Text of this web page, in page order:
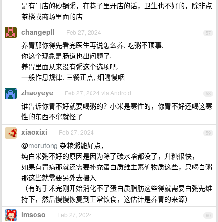
是有门店的砂锅粥，在巷子里开店的话，卫生也不好的，除非点
茶楼或商场里面的店
57
changepll Feb 27, 2024
养胃那你得先看完医生再说怎么养. 吃粥不顶事.
你这个现象是肠道也出问题了.
养胃里面从来没有粥这个选项吧.
一般作息规律. 三餐正点, 细嚼慢咽
58
zhaoyeye Feb 27, 2024 via Android
谁告诉你胃不好就要喝粥的？小米是寒性的，你胃不好还喝这寒
性的东西不窜就怪了
59
xiaoxixi Feb 27, 2024
@morutong 杂粮粥能好点，
纯白米粥不好的原因是因为除了碳水啥都没了，升糖很快，
如果有胃病那就还需要补充蛋白质维生素矿物质这些，只喝白粥
那这些就需要另外去摄入
（有的手术完刚开始消化不了蛋白质脂肪这些得就需要白粥先维
持下，然后慢慢恢复到正常饮食，这估计是养胃的来源）
60
imsoso Feb 27, 2024